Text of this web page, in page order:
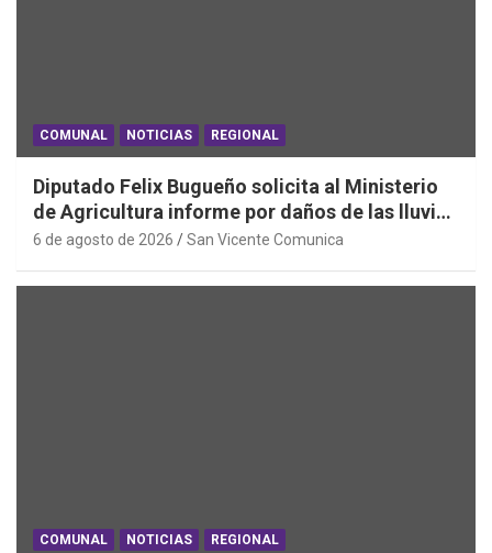
COMUNAL NOTICIAS REGIONAL
Diputado Felix Bugueño solicita al Ministerio
de Agricultura informe por daños de las lluvias
en la Región de O´Higgins
6 de agosto de 2026 San Vicente Comunica
COMUNAL NOTICIAS REGIONAL